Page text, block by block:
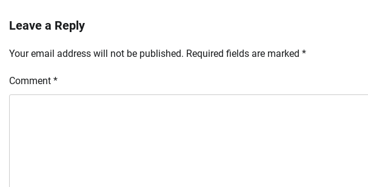
Leave a Reply
Your email address will not be published. Required fields are marked *
Comment *